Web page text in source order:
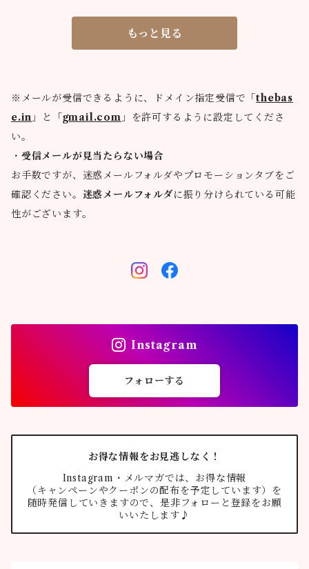
もっと見る
※メールが受信できるように、ドメイン指定受信で「thebas
e.in 」と「gmail.com 」を許可するように設定してくださ
い。
・ 受信メールが見当たらない場合
お手数ですが、迷惑メールフォルダやプロモーションタブをご
確認ください。 迷惑メールフォルダに振り分けられている可能
性がございます。
Instagram
フォローする
お得な情報をお見逃しなく！
Instagram・メルマガでは、お得な情報
（キャンペーンやクーポンの配布を予定しています）を
随時発信していきますので、是非フォローと登録をお願
いいたします♪